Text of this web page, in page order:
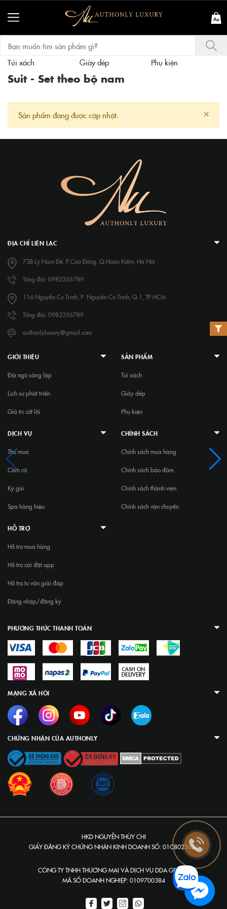
Túi xách Giày dép Phụ kiện
Suit - Set theo bộ nam
×
Sản phẩm đang được cập nhật.
ĐỊA CHỈ LIÊN LẠC
73B Lý Nam Đế, P.Cửa Đông, Q.Hoàn Kiếm, Hà Nội
Tổng đài: 0982356789
116 Nguyễn Cư Trinh, P. Nguyễn Cư Trinh, Q.1, TP.HCM
Tổng đài: 0982356789
authonlyluxury@gmail.com
GIỚI THIỆU
Đội ngũ sáng lập
Lịch sử phát triển
Giá trị cốt lõi
SẢN PHẨM
Túi xách
Giày dép
Phụ kiện
DỊCH VỤ
Thu mua
Cầm cố
Ký gửi
Spa hàng hiệu
CHÍNH SÁCH
Chính sách mua hàng
Chính sách bảo đảm
Chính sách thành viên
Chính sách vận chuyển
HỖ TRỢ
Hỗ trợ mua hàng
Hỗ trợ cài đặt app
Hỗ trợ tư vấn giải đáp
Đăng nhập/đăng ký
PHƯƠNG THỨC THANH TOÁN
MẠNG XÃ HỘI
CHỨNG NHẬN CỦA AUTHONLY
HKD NGUYỄN THÙY CHI
GIẤY ĐĂNG KÝ CHỨNG NHẬN KINH DOANH SỐ: 01C8025626
CÔNG TY TNHH THƯƠNG MẠI VÀ DỊCH VỤ DDA GROUP
MÃ SỐ DOANH NGHIỆP: 0109700384